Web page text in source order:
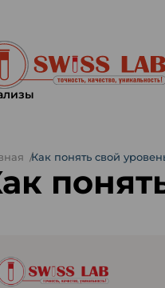
Как понять свой